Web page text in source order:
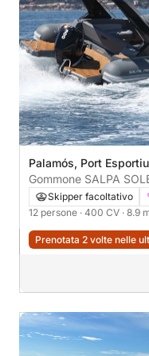
Palamós, Port
Skipper facoltativo
12 persone · 400 CV · 8.9
Prenotata 2 volte nelle